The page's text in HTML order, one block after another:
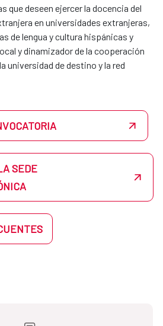
que deseen ejercer la docencia del
en universidades extranjeras,
de lengua y cultura hispánicas y
y dinamizador de la cooperación
universidad de destino y la red
SEDE